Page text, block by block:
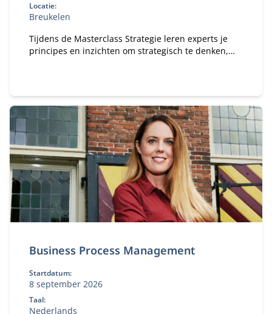
Locatie:
Breukelen
Tijdens de Masterclass Strategie leren experts je
principes en inzichten om strategisch te denken,
Business Process Management
Startdatum:
8 september 2026
Taal:
Nederlands